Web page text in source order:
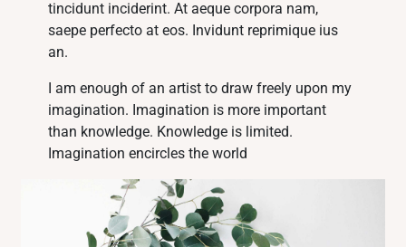
tincidunt inciderint. At aeque corpora nam,
saepe perfecto at eos. Invidunt reprimique ius
an.
I am enough of an artist to draw freely upon my
imagination. Imagination is more important
than knowledge. Knowledge is limited.
Imagination encircles the world